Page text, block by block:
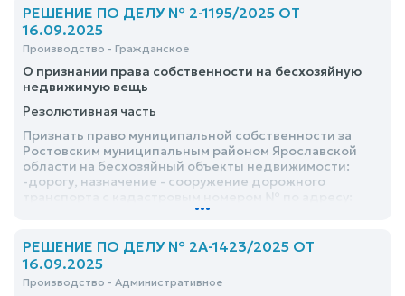
управления Федеральной службы судебных
приставов (№), судебному приставу-исполнителю
Специализированного отделения судебных
приставов по Ярославской области ГМУ ФССП России
<ФИО> об освобождении от уплаты
исполнительского сбора удовлетворить частично
РЕШЕНИЕ ПО ДЕЛУ № 2-1195/2025 ОТ
16.09.2025
Производство - Гражданское
О признании права собственности на бесхозяйную
недвижимую вещь
Резолютивная часть
Признать право муниципальной собственности за
Ростовским муниципальным районом Ярославской
области на бесхозяйный объекты недвижимости:
-дорогу, назначение - сооружение дорожного
...
РЕШЕНИЕ ПО ДЕЛУ № 2А-1423/2025 ОТ
16.09.2025
Производство - Административное